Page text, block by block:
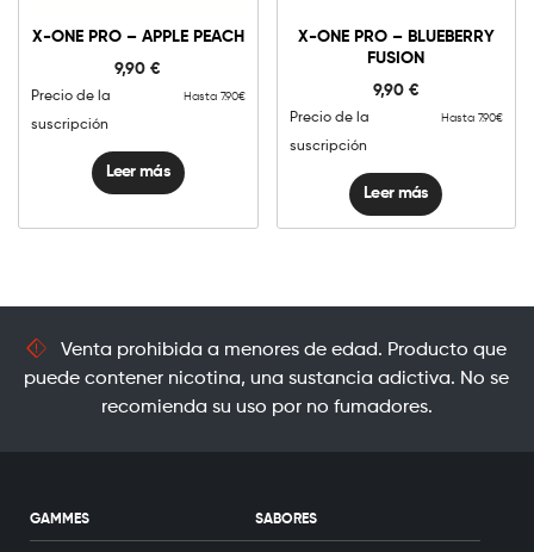
X-ONE PRO – APPLE PEACH
9,90€
Precio de la
suscripción
Hasta 7.90€
Leer más
X-ONE PRO – BLUEBERRY
FUSION
9,90 €
Precio de la
suscripción
Hasta 7.90€
Leer más
Venta prohibida a menores de edad. Producto que
puede contener nicotina, una sustancia adictiva. No se
recomienda su uso por no fumadores.
GAMMES SABORES